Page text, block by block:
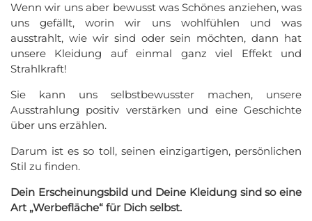
Wenn wir uns aber bewusst was Schönes anziehen, was
uns gefällt, worin wir uns wohlfühlen und was
ausstrahlt, wie wir sind oder sein möchten, dann hat
unsere Kleidung auf einmal ganz viel Effekt und
Strahlkraft!
Sie kann uns selbstbewusster machen, unsere
Ausstrahlung positiv verstärken und eine Geschichte
über uns erzählen.
Darum ist es so toll, seinen einzigartigen, persönlichen
Stil zu finden.
Dein Erscheinungsbild und Deine Kleidung sind so eine
Art „Werbefläche“ für Dich selbst.